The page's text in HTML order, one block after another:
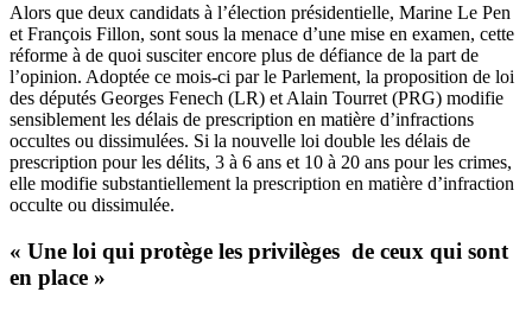
Alors que deux candidats à l’élection présidentielle, Marine Le Pen
et François Fillon, sont sous la menace d’une mise en examen, cette
réforme à de quoi susciter encore plus de défiance de la part de
l’opinion. Adoptée ce mois-ci par le Parlement, la proposition de loi
des députés Georges Fenech (LR) et Alain Tourret (PRG) modifie
sensiblement les délais de prescription en matière d’infractions
occultes ou dissimulées. Si la nouvelle loi double les délais de
prescription pour les délits, 3 à 6 ans et 10 à 20 ans pour les crimes,
elle modifie substantiellement la prescription en matière d’infraction
occulte ou dissimulée.
« Une loi qui protège les privilèges de ceux qui sont
en place »